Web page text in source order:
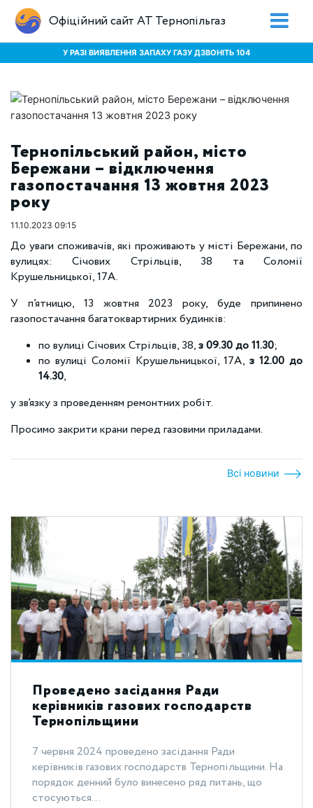
Офіційний сайт АТ Тернопільгаз
У РАЗІ ВИЯВЛЕННЯ ЗАПАХУ ГАЗУ ДЗВОНІТЬ 104
Тернопільський район, місто
Бережани – відключення
газопостачання 13 жовтня 2023
року
11.10.2023 09:15
До уваги споживачів, які проживають у місті Бережани, по
вулицях: Січових Стрільців, 38 та Соломії
Крушельницької, 17А.
У п’ятницю, 13 жовтня 2023 року, буде припинено
газопостачання багатоквартирних будинків:
по вулиці Січових Стрільців, 38,з 09.30 до 11.30;
по вулиці Соломії Крушельницької, 17А,з 12.00 до
14.30,
у зв’язку з проведенням ремонтних робіт.
Просимо закрити крани перед газовими приладами.
Всі новини
Проведено засідання Ради
керівників газових господарств
Тернопільщини
7 червня 2024 проведено засідання Ради
керівників газових господарств Тернопільщини. На
порядок денний було винесено ряд питань, що
стосуються...